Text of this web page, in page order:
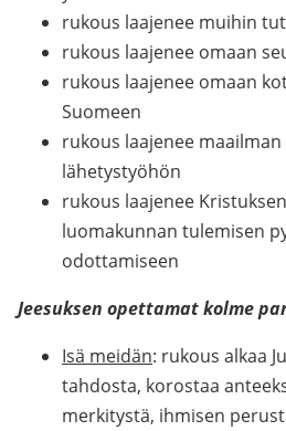
rukous laajenee muihin
rukous laajenee omaan
rukous laajenee omaan
Suomeen
rukous laajenee
lähetystyöhön
rukous laajenee
luomakunnan tulemisen
odottamiseen
Jeesuksen opettamat kolme
Isä meidän: rukous alkaa
tahdosta, korostaa
merkitystä, ihmisen